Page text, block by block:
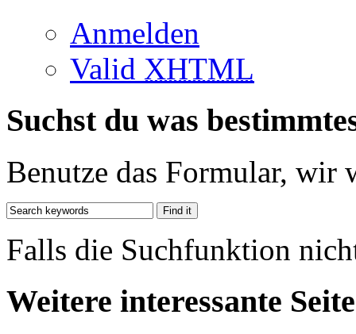
Anmelden
Valid XHTML
Suchst du was
Benutze das Formular, wir
Falls die Suchfunktion
Weitere interessante